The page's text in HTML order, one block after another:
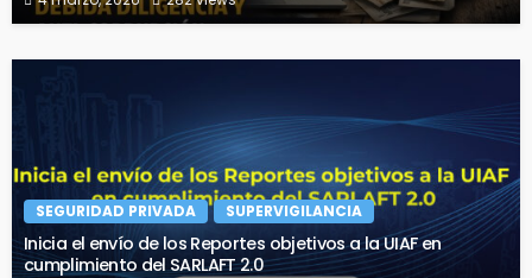
SEGURIDAD PRIVADA SUPERVIGILANCIA
Inicia el envío de los Reportes objetivos a la UIAF en
cumplimiento del SARLAFT 2.0